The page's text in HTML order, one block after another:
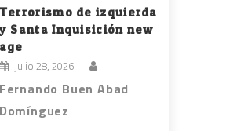
Terrorismo de izquierda
Santa Inquisición new
age
julio 28, 2026
Fernando Buen Abad
Domínguez